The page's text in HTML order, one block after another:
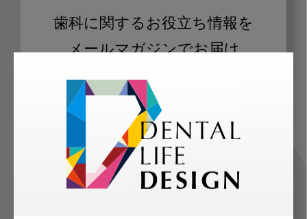
歯科に関するお役立ち情報を
メールマガジンでお届け
ご登録いただいた職種（歯科医師、歯
科衛生士、歯科技工士）に合わせた内
容のメールマガジンをお届けします。